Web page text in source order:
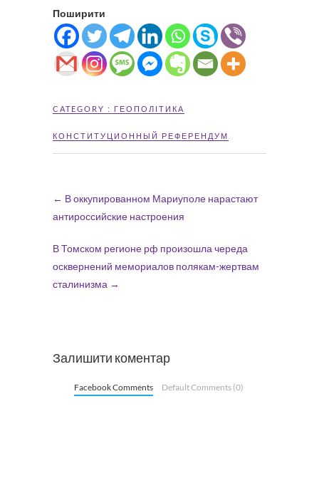
Поширити
CATEGORY : ГЕОПОЛІТИКА
КОНСТИТУЦИОННЫЙ РЕФЕРЕНДУМ
← В оккупированном Мариуполе нарастают
антироссийские настроения
В Томском регионе рф произошла череда
осквернений мемориалов полякам-жертвам
сталинизма →
Залишити коментар
Facebook Comments Default Comments (0)